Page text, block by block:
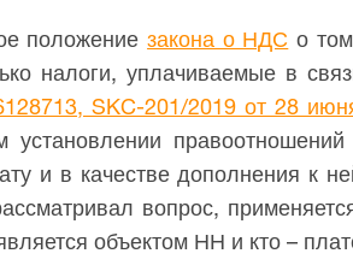
положениезакона о НДС о
налоги, уплачиваемые в
SKC-201/2019 от 28
установлении
и в качестве дополнения к
вопрос,
объектом НН и кто –